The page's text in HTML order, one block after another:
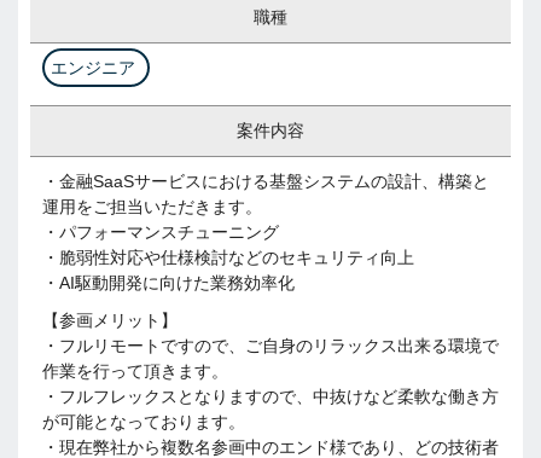
職種
エンジニア
案件内容
・金融SaaSサービスにおける基盤システムの設計、構築と
運用をご担当いただきます。
・パフォーマンスチューニング
・脆弱性対応や仕様検討などのセキュリティ向上
・AI駆動開発に向けた業務効率化
【参画メリット】
・フルリモートですので、ご自身のリラックス出来る環境で
作業を行って頂きます。
・フルフレックスとなりますので、中抜けなど柔軟な働き方
が可能となっております。
・現在弊社から複数名参画中のエンド様であり、どの技術者